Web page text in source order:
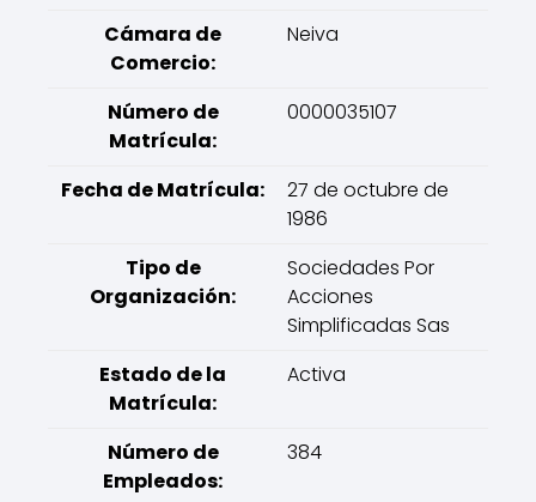
Cámara de
Comercio:
Neiva
Número de
Matrícula:
0000035107
Fecha de Matrícula:
27 de octubre de
1986
Tipo de
Organización:
Sociedades Por
Acciones
Simplificadas Sas
Estado de la
Matrícula:
Activa
Número de
Empleados:
384